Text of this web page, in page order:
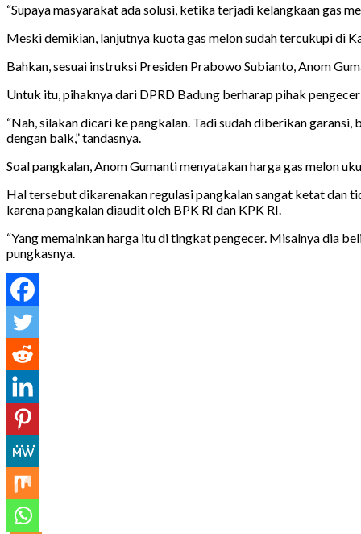
“Supaya masyarakat ada solusi, ketika terjadi kelangkaan gas
Meski demikian, lanjutnya kuota gas melon sudah tercukupi di
Bahkan, sesuai instruksi Presiden Prabowo Subianto, Anom
Untuk itu, pihaknya dari DPRD Badung berharap pihak
“Nah, silakan dicari ke pangkalan. Tadi sudah diberikan
dengan baik,” tandasnya.
Soal pangkalan, Anom Gumanti menyatakan harga gas melon
Hal tersebut dikarenakan regulasi pangkalan sangat ketat dan
karena pangkalan diaudit oleh BPK RI dan KPK RI.
“Yang memainkan harga itu di tingkat pengecer. Misalnya dia
pungkasnya.